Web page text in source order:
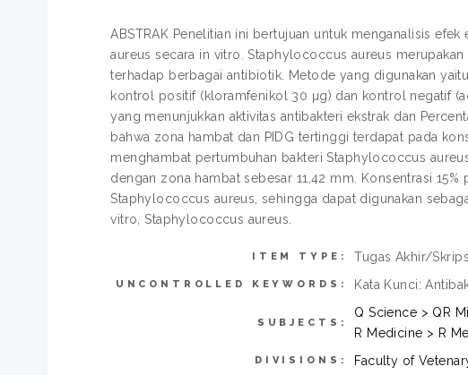
ABSTRAK Penelitian ini bertujuan untuk menganalisis
aureus secara in vitro. Staphylococcus aureus
terhadap berbagai antibiotik. Metode yang digunakan
kontrol positif (kloramfenikol 30 µg) dan kontrol negatif
yang menunjukkan aktivitas antibakteri ekstrak dan
bahwa zona hambat dan PIDG tertinggi terdapat pada
menghambat pertumbuhan bakteri Staphylococcus
dengan zona hambat sebesar 11,42 mm. Konsentrasi
Staphylococcus aureus, sehingga dapat digunakan
vitro, Staphylococcus aureus.
ITEM TYPE: Tugas Akhir/
UNCONTROLLED KEYWORDS: Kata Kunci:
SUBJECTS:
Q Science > QR
R Medicine > R
DIVISIONS: Faculty of